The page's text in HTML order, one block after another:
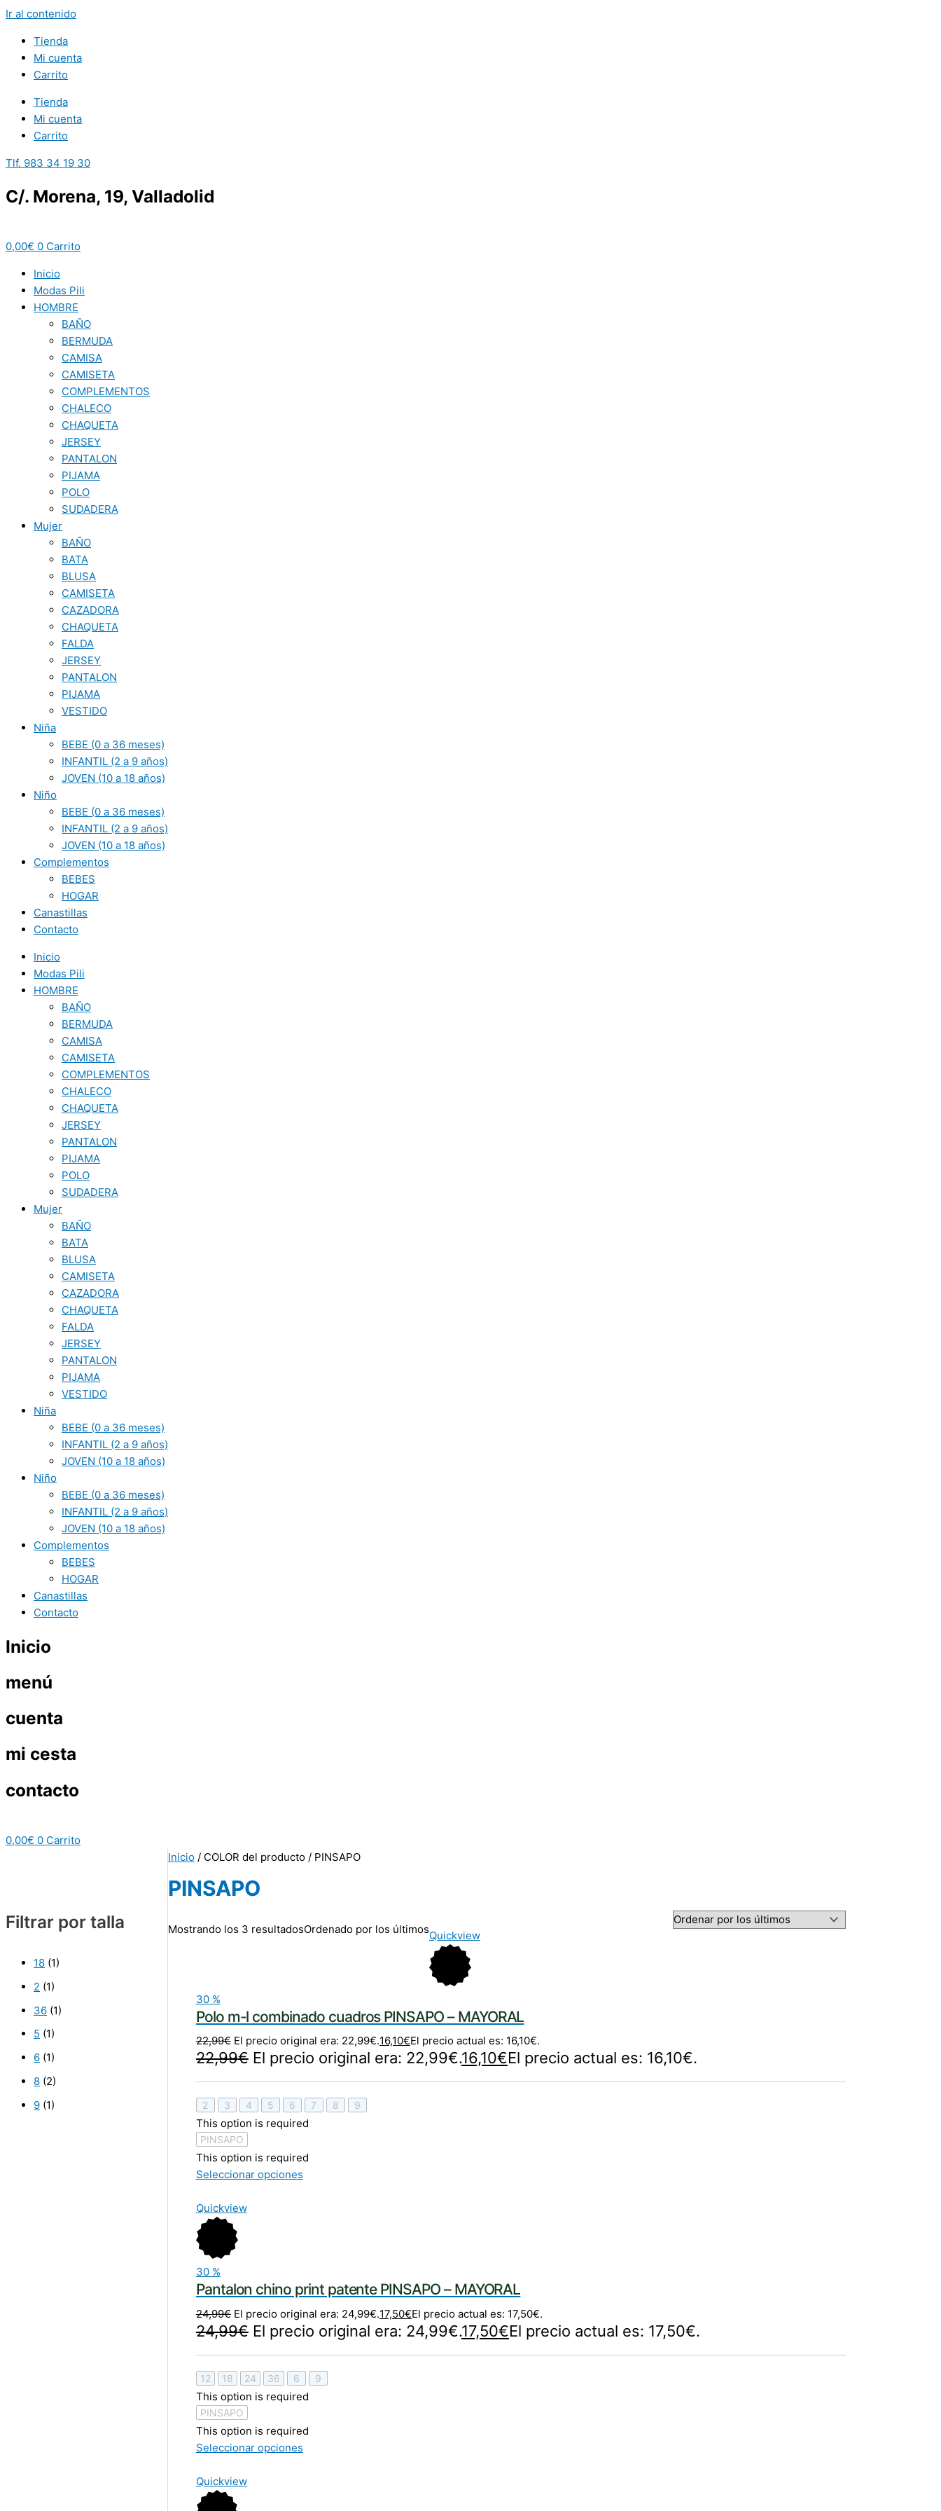
Ir al contenido
Tienda
Mi cuenta
Carrito
Tienda
Mi cuenta
Carrito
Tlf. 983 34 19 30
C/. Morena, 19, Valladolid
0,00€ 0 Carrito
Inicio
Modas Pili
HOMBRE
BAÑO
BERMUDA
CAMISA
CAMISETA
COMPLEMENTOS
CHALECO
CHAQUETA
JERSEY
PANTALON
PIJAMA
POLO
SUDADERA
Mujer
BAÑO
BATA
BLUSA
CAMISETA
CAZADORA
CHAQUETA
FALDA
JERSEY
PANTALON
PIJAMA
VESTIDO
Niña
BEBE (0 a 36 meses)
INFANTIL (2 a 9 años)
JOVEN (10 a 18 años)
Niño
BEBE (0 a 36 meses)
INFANTIL (2 a 9 años)
JOVEN (10 a 18 años)
Complementos
BEBES
HOGAR
Canastillas
Contacto
Inicio
Modas Pili
HOMBRE
BAÑO
BERMUDA
CAMISA
CAMISETA
COMPLEMENTOS
CHALECO
CHAQUETA
JERSEY
PANTALON
PIJAMA
POLO
SUDADERA
Mujer
BAÑO
BATA
BLUSA
CAMISETA
CAZADORA
CHAQUETA
FALDA
JERSEY
PANTALON
PIJAMA
VESTIDO
Niña
BEBE (0 a 36 meses)
INFANTIL (2 a 9 años)
JOVEN (10 a 18 años)
Niño
BEBE (0 a 36 meses)
INFANTIL (2 a 9 años)
JOVEN (10 a 18 años)
Complementos
BEBES
HOGAR
Canastillas
Contacto
Inicio
menú
cuenta
mi cesta
contacto
0,00€ 0 Carrito
Filtrar por talla
18 (1)
2 (1)
36 (1)
5 (1)
6 (1)
8 (2)
9 (1)
Inicio/ COLOR del producto / PINSAPO
PINSAPO
Mostrando los 3 resultadosOrdenado por los últimosQuickview
30 %
Polo m-l combinado cuadros PINSAPO – MAYORAL
22,99€ El precio original era: 22,99€.16,10€El precio actual es: 16,10€.
22,99€ El precio original era: 22,99€.16,10€El precio actual es: 16,10€.
2 3 4 5 6 7 8 9
This option is required
PINSAPO
This option is required
Seleccionar opciones
Quickview
30 %
Pantalon chino print patente PINSAPO – MAYORAL
24,99€ El precio original era: 24,99€.17,50€El precio actual es: 17,50€.
24,99€ El precio original era: 24,99€.17,50€El precio actual es: 17,50€.
12 18 24 36 6 9
This option is required
PINSAPO
This option is required
Seleccionar opciones
Quickview